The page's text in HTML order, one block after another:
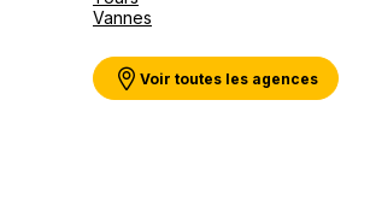
Vannes
Voir toutes les agences